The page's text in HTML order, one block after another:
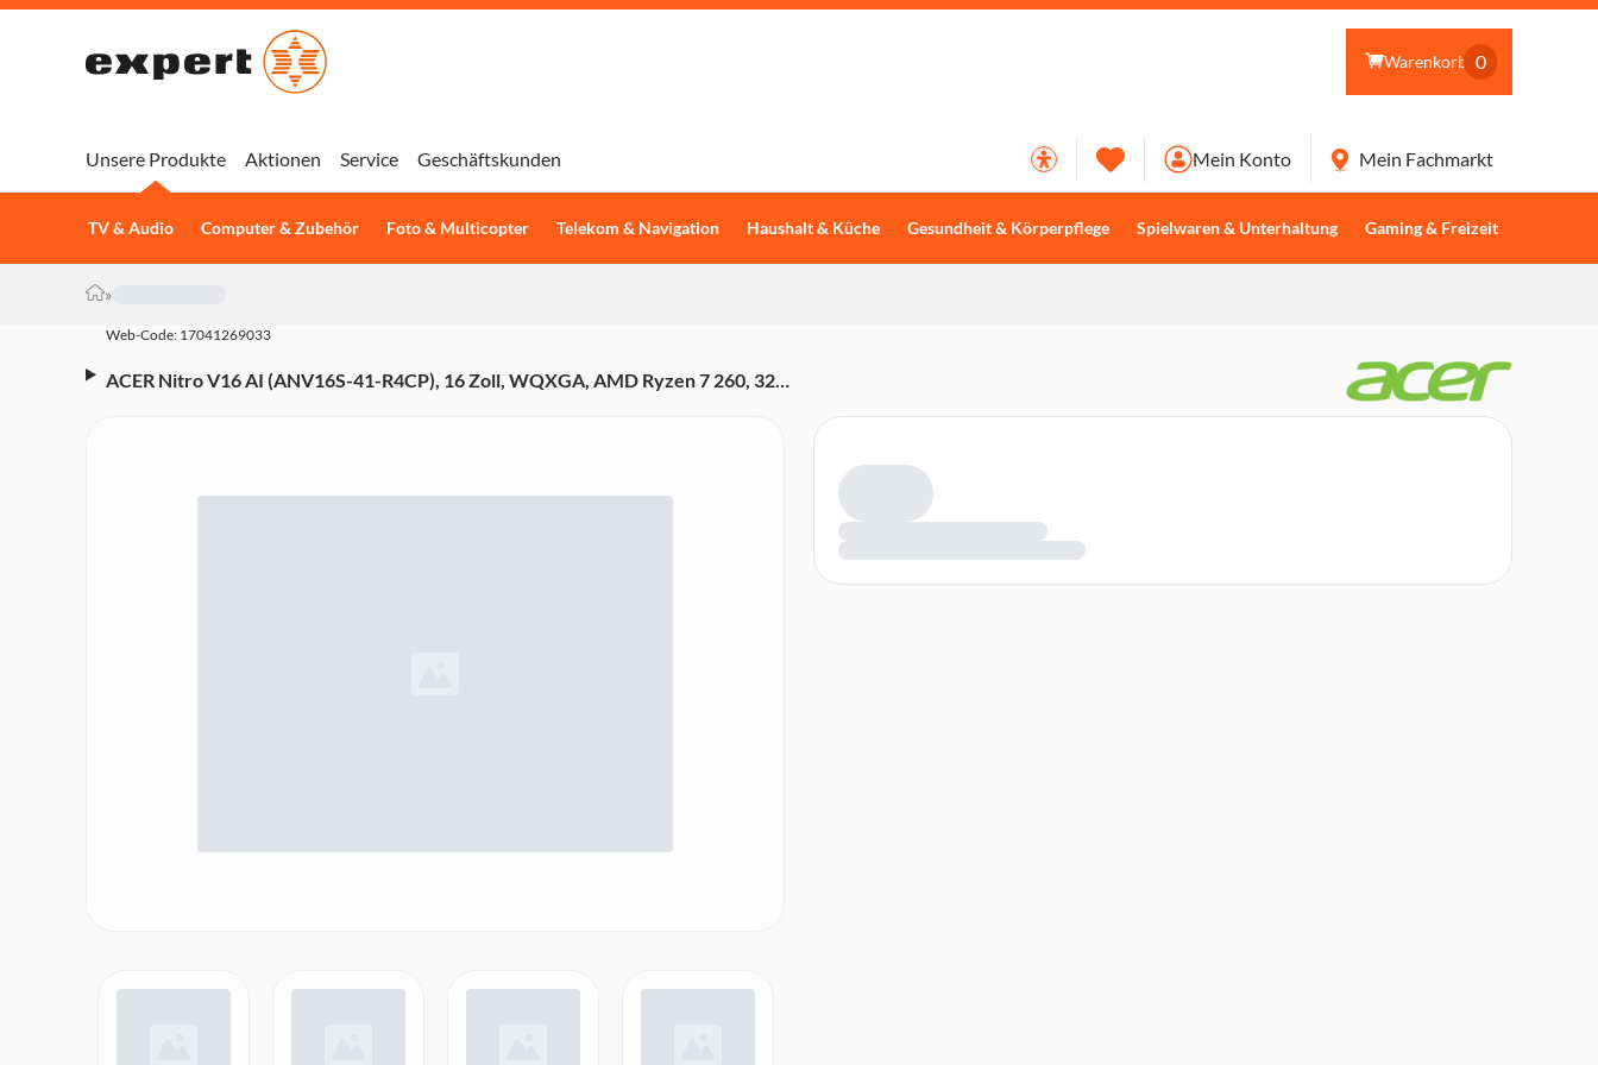
Warenkorb 0
Unsere Produkte
TV & Audio Computer & Zubehör Foto & Multicopter Telekom & Navigation Haushalt & Küche Gesundheit & Körperpflege Spielwaren & Unterhaltung Gaming & Freizeit
Aktionen Service Geschäftskunden Mein Konto Mein Fachmarkt
»
Web-Code: 17041269033
ACER Nitro V16 AI (ANV16S-41-R4CP), 16 Zoll, WQXGA, AMD Ryzen 7 260, 32